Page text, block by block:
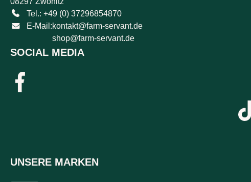
Tel.: +49 (0) 37296854870
E-Mail:kontakt@farm-servant.de
shop@farm-servant.de
SOCIAL MEDIA
UNSERE MARKEN